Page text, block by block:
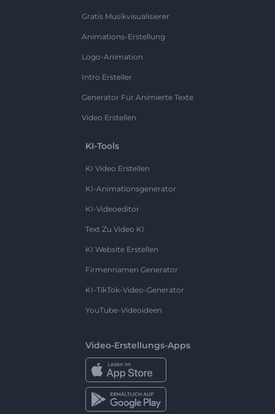
Gratis Musikvisualisierer
Animations-Erstellung
Logo-Animation
Intro Ersteller
Generator Für Animierte Texte
Video Erstellen
KI-Tools
KI Video Erstellen
KI-Animationsgenerator
KI-Videoeditor
Text Zu Video KI
KI Website Erstellen
Firmennamen Generator
KI-TikTok-Video-Generator
YouTube-Videoideen
Video-Erstellungs-Apps